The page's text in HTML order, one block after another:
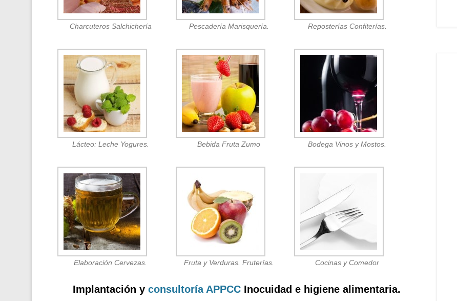
Charcuteros Salchichería Pescadería Marisquería. Reposterías Confiterías.
Lácteo: Leche Yogures. Bebida Fruta Zumo Bodega Vinos y Mostos.
Elaboración Cervezas. Fruta y Verduras. Fruterías. Cocinas y Comedor
Implantación y consultoría APPCC Inocuidad e higiene alimentaria.